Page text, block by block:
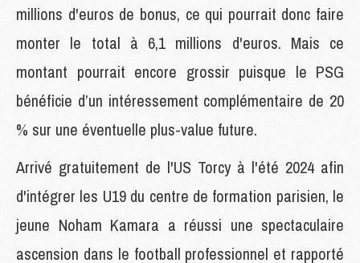
millions d'euros de bonus, ce qui pourrait donc faire
monter le total à 6,1 millions d'euros. Mais ce
montant pourrait encore grossir puisque le PSG
bénéficie d’un intéressement complémentaire de 20
% sur une éventuelle plus-value future.
Arrivé gratuitement de l'US Torcy à l'été 2024 afin
d'intégrer les U19 du centre de formation parisien, le
jeune Noham Kamara a réussi une spectaculaire
ascension dans le football professionnel et rapporté